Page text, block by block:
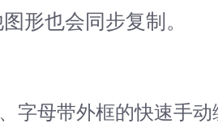
形也会同步复制。
字母带外框的快速手动